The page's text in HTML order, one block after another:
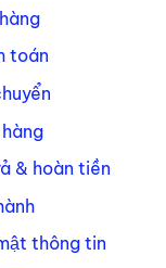
toán
& hoàn tiền
thông tin